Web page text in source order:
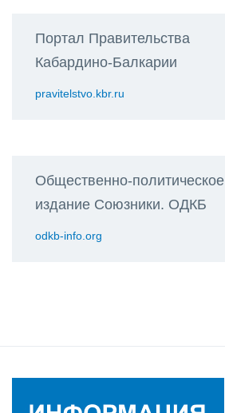
Портал Правительства
Кабардино-Балкарии
pravitelstvo.kbr.ru
Общественно-политическое
издание Союзники. ОДКБ
odkb-info.org